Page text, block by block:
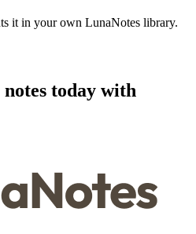
it in your own LunaNotes library.
today with